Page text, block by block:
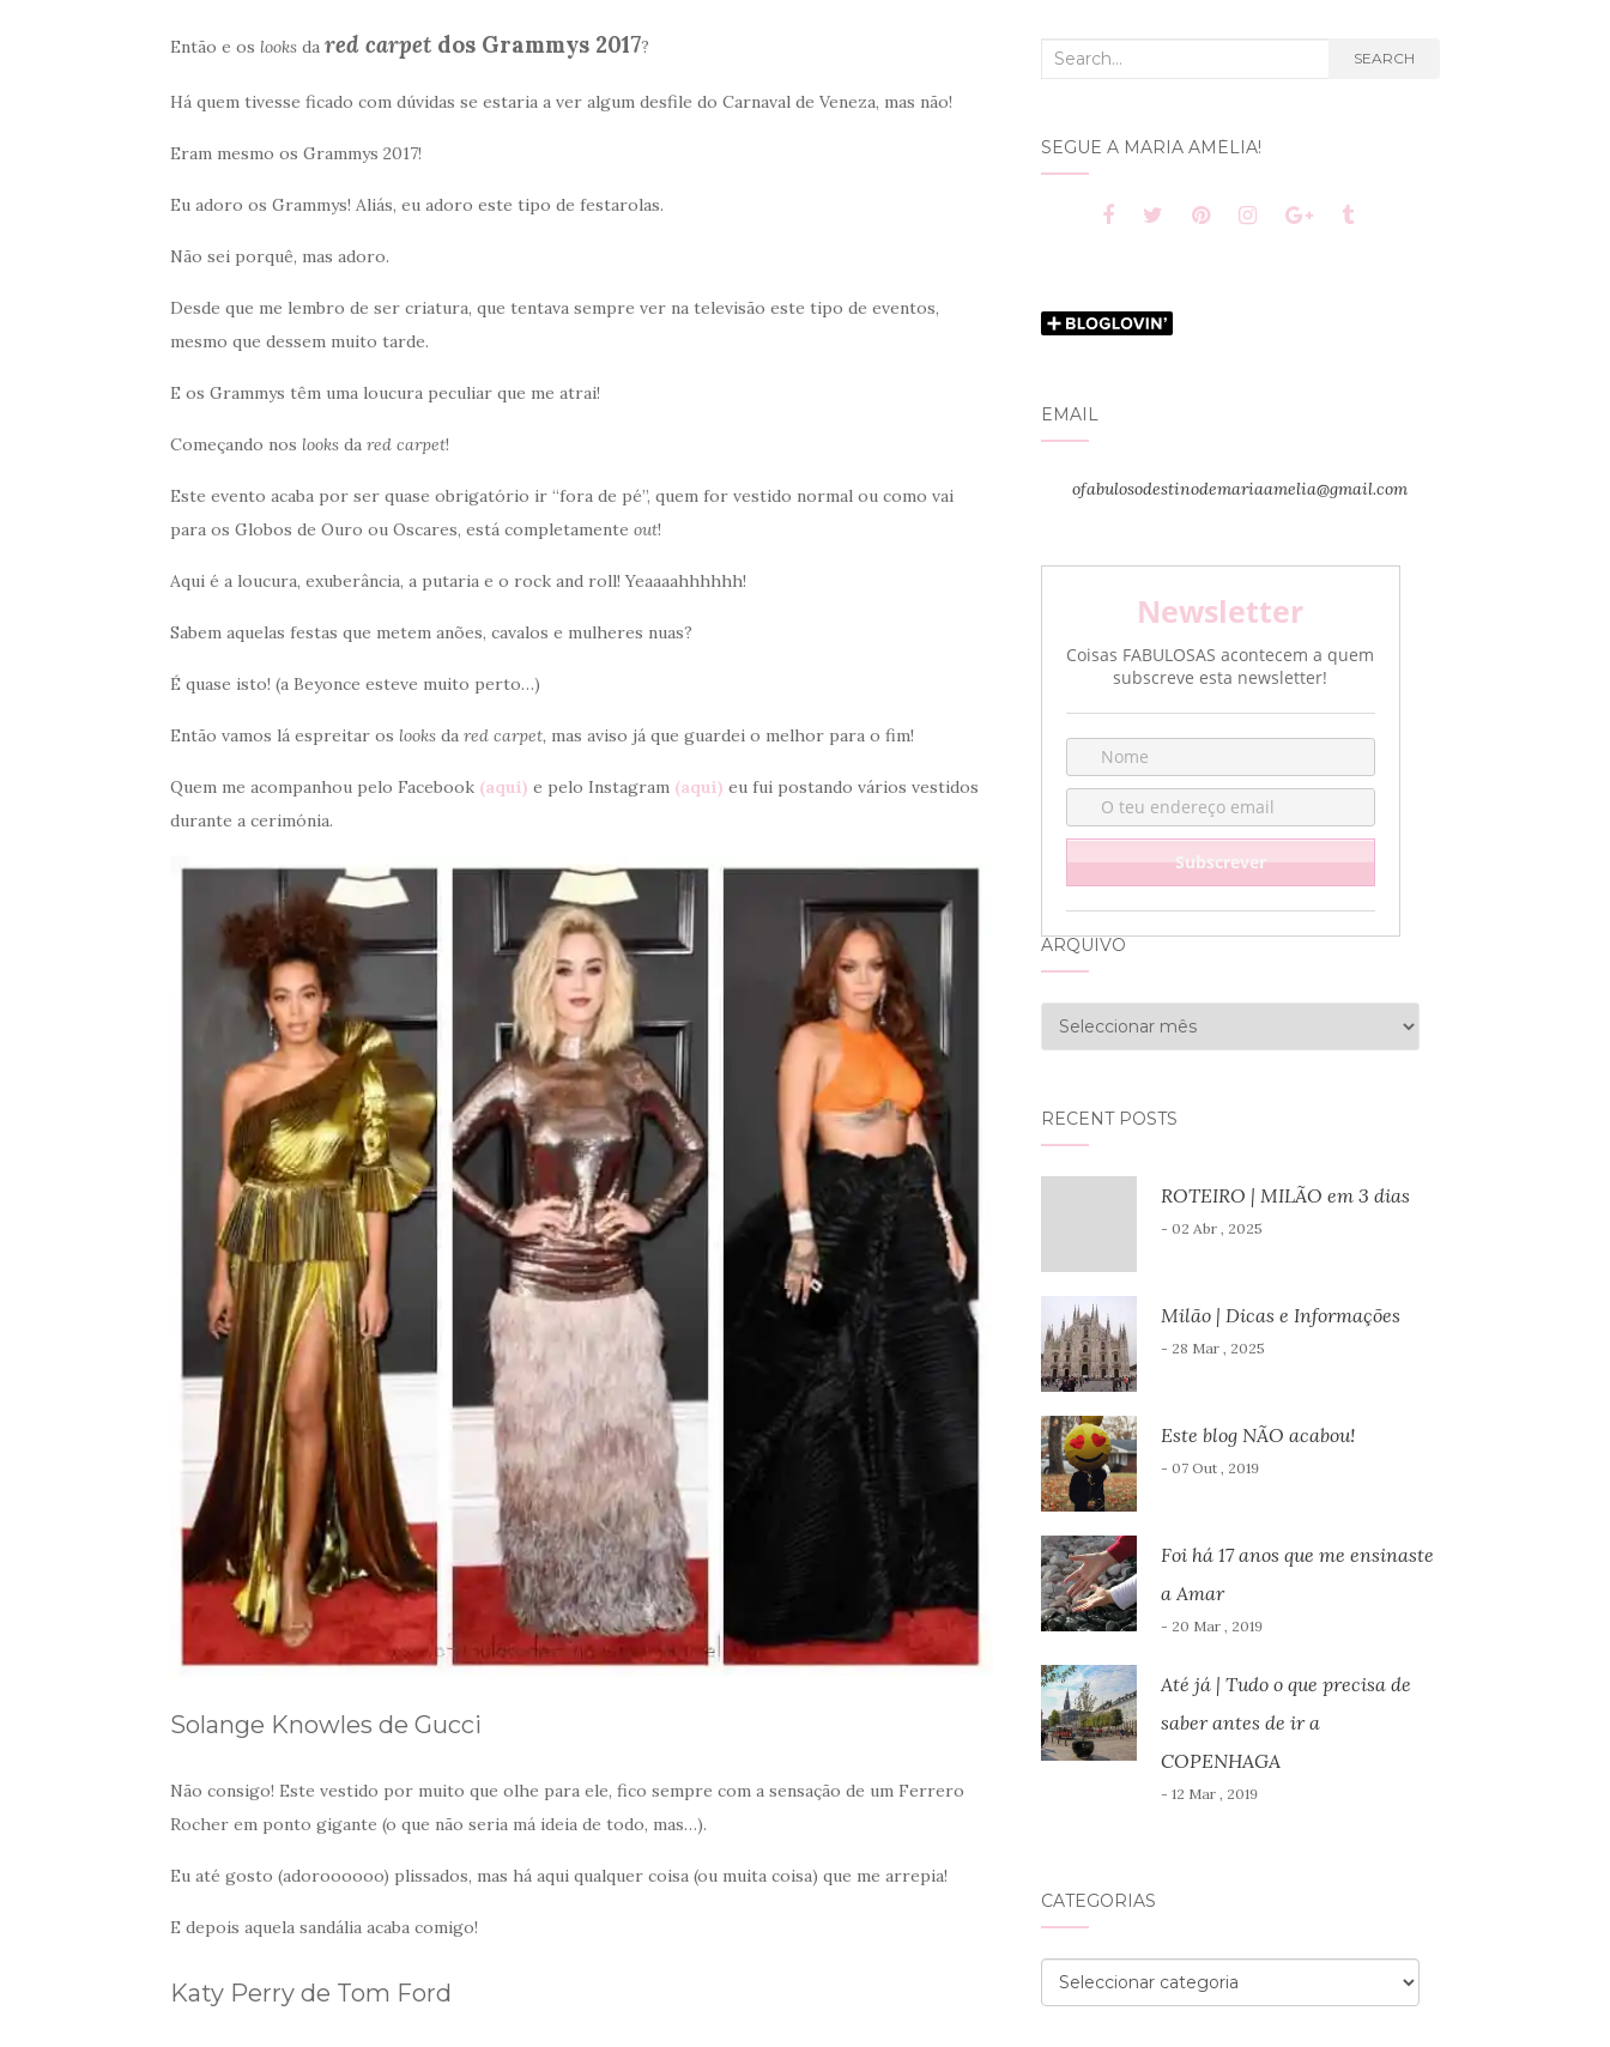
Então e os looks da red carpet dos Grammys 2017?
Há quem tivesse ficado com dúvidas se estaria a ver algum desfile do Carnaval de Veneza, mas não!
Eram mesmo os Grammys 2017!
Eu adoro os Grammys! Aliás, eu adoro este tipo de festarolas.
Não sei porquê, mas adoro.
Desde que me lembro de ser criatura, que tentava sempre ver na televisão este tipo de eventos,
mesmo que dessem muito tarde.
E os Grammys têm uma loucura peculiar que me atrai!
Começando nos looks da red carpet!
Este evento acaba por ser quase obrigatório ir “fora de pé”, quem for vestido normal ou como vai
para os Globos de Ouro ou Oscares, está completamente out!
Aqui é a loucura, exuberância, a putaria e o rock and roll! Yeaaaahhhhhh!
Sabem aquelas festas que metem anões, cavalos e mulheres nuas?
É quase isto! (a Beyonce esteve muito perto…)
Então vamos lá espreitar os looks da red carpet, mas aviso já que guardei o melhor para o fim!
Quem me acompanhou pelo Facebook (aqui) e pelo Instagram (aqui) eu fui postando vários vestidos
durante a cerimónia.
Solange Knowles de Gucci
Não consigo! Este vestido por muito que olhe para ele, fico sempre com a sensação de um Ferrero
Rocher em ponto gigante (o que não seria má ideia de todo, mas…).
Eu até gosto (adoroooooo) plissados, mas há aqui qualquer coisa (ou muita coisa) que me arrepia!
E depois aquela sandália acaba comigo!
Katy Perry de Tom Ford
Search
SEARCH
SEGUE A MARIA AMÉLIA!
EMAIL
ofabulosodestinodemariaamelia@gmail.com
Newsletter
Coisas FABULOSAS acontecem a quem
subscreve esta newsletter!
ARQUIVO
Arquivo
RECENT POSTS
ROTEIRO | MILÃO em 3 dias
- 02 Abr , 2025
Milão | Dicas e Informações
- 28 Mar , 2025
Este blog NÃO acabou!
- 07 Out , 2019
Foi há 17 anos que me ensinaste
a Amar
- 20 Mar , 2019
Até já | Tudo o que precisa de
saber antes de ir a
COPENHAGA
- 12 Mar , 2019
CATEGORIAS
Categorias